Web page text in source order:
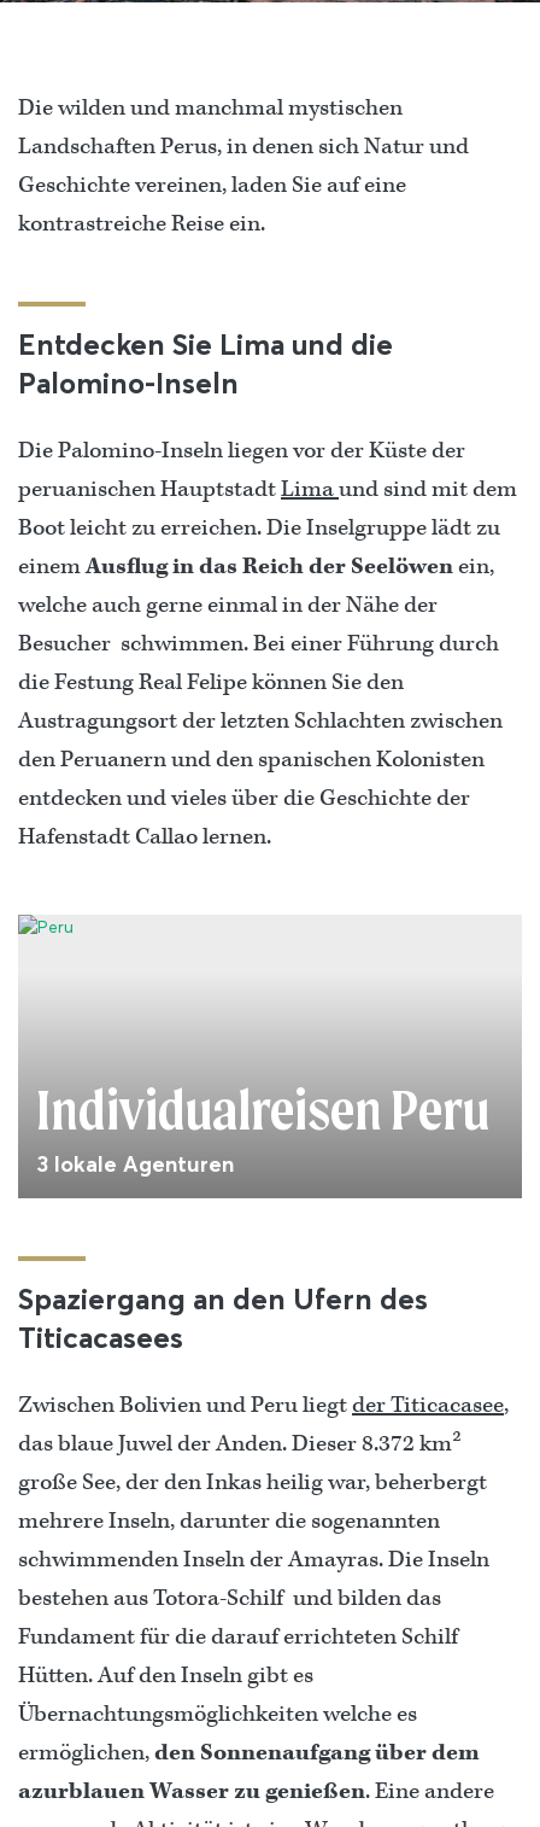
Die wilden und manchmal mystischen
Landschaften Perus, in denen sich Natur und
Geschichte vereinen, laden Sie auf eine
kontrastreiche Reise ein.
Entdecken Sie Lima und die
Palomino-Inseln
Die Palomino-Inseln liegen vor der Küste der
peruanischen HauptstadtLimaund sind mit dem
Boot leicht zu erreichen. Die Inselgruppe lädt zu
einemAusflug in das Reich der Seelöwenein,
welche auch gerne einmal in der Nähe der
Besucher schwimmen. Bei einer Führung durch
die Festung Real Felipe können Sie den
Austragungsort der letzten Schlachten zwischen
den Peruanern und den spanischen Kolonisten
entdecken und vieles über die Geschichte der
Hafenstadt Callao lernen.
Individualreisen Peru
3 lokale Agenturen
Spaziergang an den Ufern des
Titicacasees
Zwischen Bolivien und Peru liegtder Titicacasee,
das blaue Juwel der Anden. Dieser 8.372 km²
große See, der den Inkas heilig war, beherbergt
mehrere Inseln, darunter die sogenannten
schwimmenden Inseln der Amayras. Die Inseln
bestehen aus Totora-Schilf und bilden das
Fundament für die darauf errichteten Schilf
Hütten. Auf den Inseln gibt es
Übernachtungsmöglichkeiten welche es
ermöglichen,den Sonnenaufgang über dem
azurblauen Wasser zu genießen. Eine andere